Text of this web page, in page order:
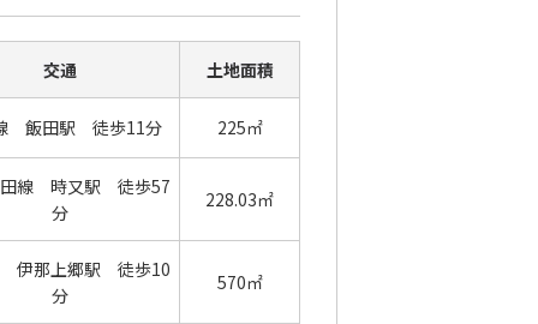
交通 土地面積
飯田駅 徒歩11分 225㎡
田線 時又駅 徒歩57
分
228.03㎡
伊那上郷駅 徒歩10
分
570㎡